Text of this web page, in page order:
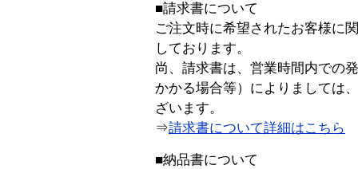
■請求書について
ご注文時に希望されたお客様に
しております。
尚、請求書は、営業時間内での
かかる場合等）によりましては
ざいます。
⇒請求書について詳細はこちら
■納品書について